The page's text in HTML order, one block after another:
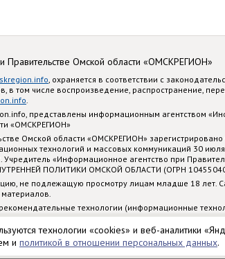
технологии «cookies» и веб-аналитики
и политикой в отношении персональных данных.
Омской области «ОМСКРЕГИОН»
, охраняется в соответствии с
в том числе воспроизведение, распространение,
представлены информационным агентством
«ОМСКРЕГИОН»
Омской области «ОМСКРЕГИОН»
технологий и массовых коммуникаций 30 июля
«Информационное агентство при
ПОЛИТИКИ ОМСКОЙ ОБЛАСТИ (ОГРН
не подлежащую просмотру лицам младше 18 лет.
технологии (информационные
систематизации и анализа сведений, относящихся
на территории Российской Федерации)